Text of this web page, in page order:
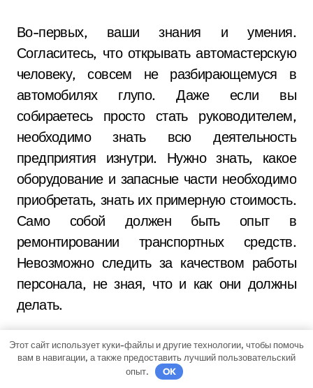
Во-первых, ваши знания и умения.
Согласитесь, что открывать автомастерскую
человеку, совсем не разбирающемуся в
автомобилях глупо. Даже если вы
собираетесь просто стать руководителем,
необходимо знать всю деятельность
предприятия изнутри. Нужно знать, какое
оборудование и запасные части необходимо
приобретать, знать их примерную стоимость.
Само собой должен быть опыт в
ремонтировании транспортных средств.
Невозможно следить за качеством работы
персонала, не зная, что и как они должны
делать.
Во-вторых, «целевая аудитория». Вторая
ветеринарная клиника в одном районе вряд
Этот сайт использует куки-файлы и другие технологии, чтобы помочь
вам в навигации, а также предоставить лучший пользовательский
опыт.
OK